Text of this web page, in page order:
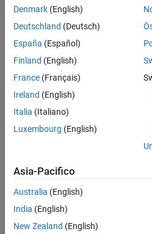
Denmark (English)
Deutschland (Deutsch)
España (Español)
Finland (English)
France (Français)
Ireland (English)
Italia (Italiano)
Luxembourg (English)
Asia-Pacifico
Australia (English)
India (English)
New Zealand (English)
Centro di fiducia
Antipirateria
Stato
© 1994-2026 The MathWorks, Inc.